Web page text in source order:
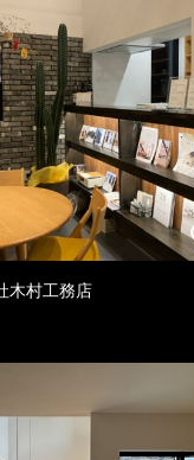
木村工務店